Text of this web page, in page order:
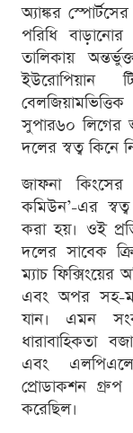
অ্যাঙ্কর
পরিধি
তালিকায়
ইউরোপিয়ান
সুপার৬০ লিগের
দলের স্বত্ব কিনে
জাফনা কিংসের
কমিউন’-এর
করা হয়। ওই
দলের সাবেক
ম্যাচ ফিক্সিংয়ের
এবং অপর সহ-
যান। এমন
ধারাবাহিকতা
এবং
প্রোডাকশন গ্রুপ
করেছিল।